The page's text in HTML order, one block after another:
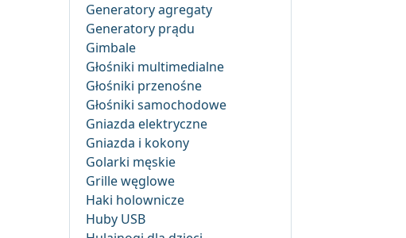
Generatory agregaty
Generatory prądu
Gimbale
Głośniki multimedialne
Głośniki przenośne
Głośniki samochodowe
Gniazda elektryczne
Gniazda i kokony
Golarki męskie
Grille węglowe
Haki holownicze
Huby USB